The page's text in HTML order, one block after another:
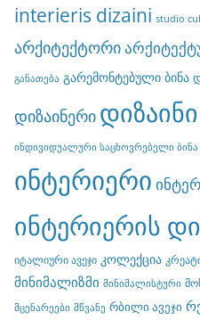
interieris dizaini studio
არქიტექტორი
განათება გარემონტებული ბინა
დიზაინერი დიზაინი
ინდივიდუალური საცხოვრებელი ბინა
ინტერიერი
ინტერიერის
იტალიური ავეჯი კოლექცია
მინიმალიზმი მინიმალისტური
მცენარეები მწვანე რბილი ავეჯი